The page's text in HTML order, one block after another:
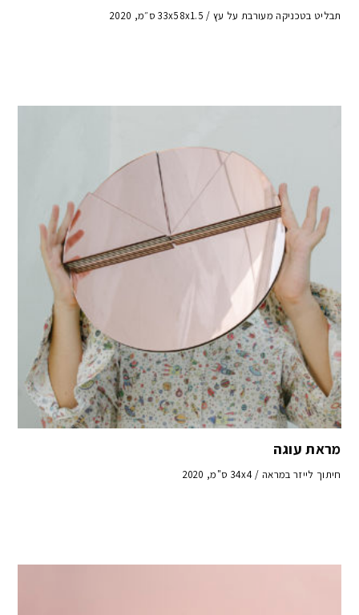
תבליט בטכניקה מעורבת על עץ / 33x58x1.5 ס״מ, 2020
מראת עוגה
חיתוך לייזר במראה / 34x4 ס"מ, 2020